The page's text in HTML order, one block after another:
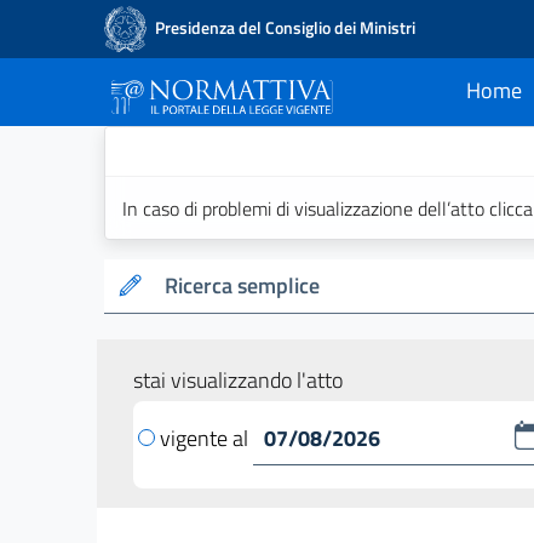
Presidenza del Consiglio dei Ministri
Home
current
In caso di problemi di visualizzazione dell’atto clicca
Ricerca semplice
stai visualizzando l'atto
vigente al